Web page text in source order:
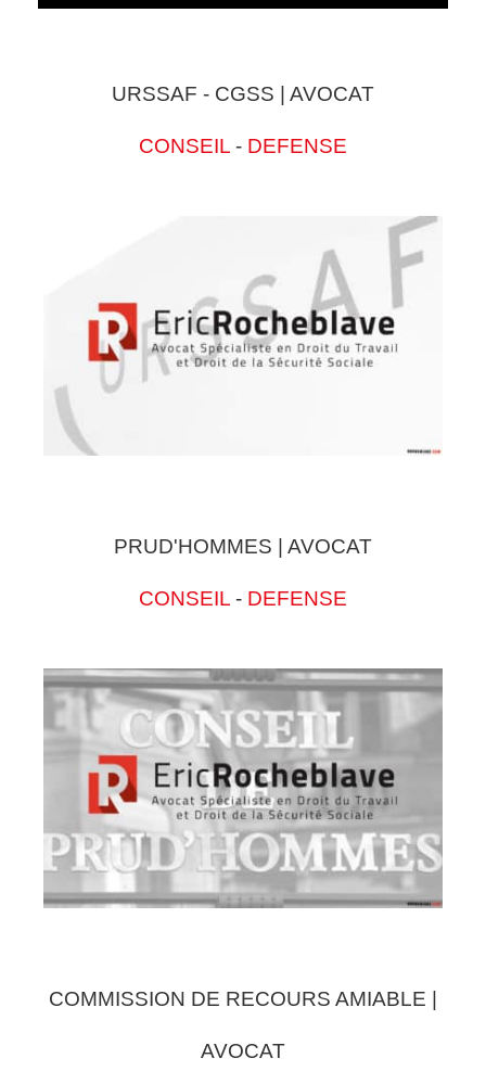
URSSAF - CGSS | AVOCAT
CONSEIL - DEFENSE
PRUD'HOMMES | AVOCAT
CONSEIL - DEFENSE
COMMISSION DE RECOURS AMIABLE |
AVOCAT